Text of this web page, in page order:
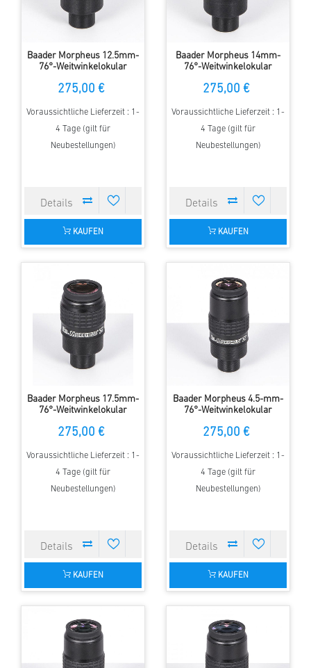
Baader Morpheus 12.5mm-
76°-Weitwinkelokular
275,00 €
Voraussichtliche Lieferzeit : 1-
4 Tage (gilt für
Neubestellungen)
KAUFEN
Baader Morpheus 14mm-
76°-Weitwinkelokular
275,00 €
Voraussichtliche Lieferzeit : 1-
4 Tage (gilt für
Neubestellungen)
KAUFEN
Baader Morpheus 17.5mm-
76°-Weitwinkelokular
275,00 €
Voraussichtliche Lieferzeit : 1-
4 Tage (gilt für
Neubestellungen)
KAUFEN
Baader Morpheus 4.5-mm-
76°-Weitwinkelokular
275,00 €
Voraussichtliche Lieferzeit : 1-
4 Tage (gilt für
Neubestellungen)
KAUFEN